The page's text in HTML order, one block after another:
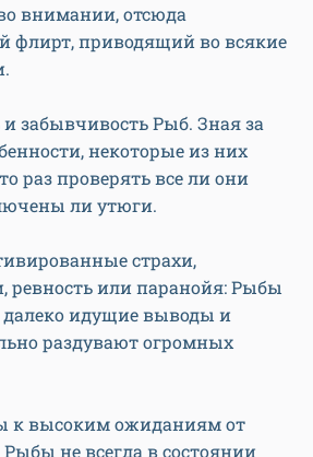
внимании, отсюда
флирт, приводящий во всякие
и забывчивость Рыб. Зная за
некоторые из них
раз проверять все ли они
ли утюги.
страхи,
ревность или паранойя: Рыбы
далеко идущие выводы и
раздувают огромных
к высоким ожиданиям от
не всегда в состоянии